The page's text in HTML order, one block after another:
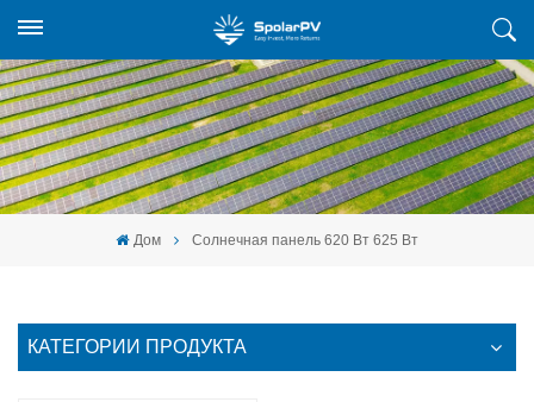
Дом Солнечная панель 620 Вт 625 Вт
КАТЕГОРИИ ПРОДУКТА